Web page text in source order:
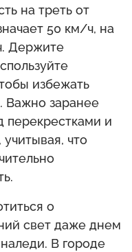
на треть от
50 км/ч, на
Держите
избежать
Важно заранее
перекрестками и
что
о
свет даже днем
В городе